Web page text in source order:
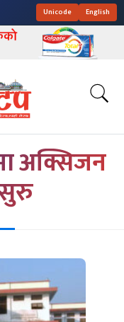
Unicode English
अक्सिजन